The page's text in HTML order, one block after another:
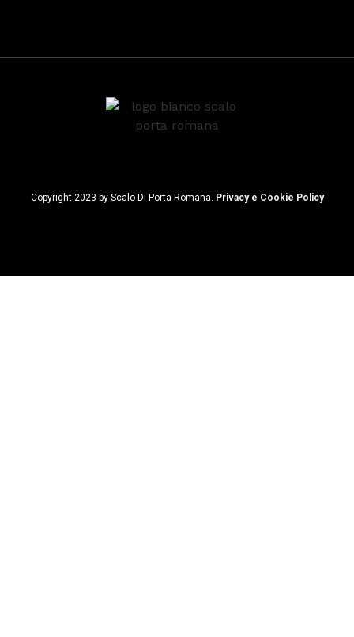
Copyright 2023 by Scalo Di Porta Romana. Privacy e Cookie Policy